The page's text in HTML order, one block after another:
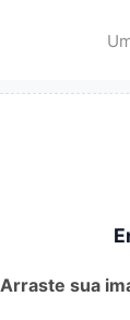
Arraste sua